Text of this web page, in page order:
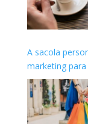
A sacola
marketing